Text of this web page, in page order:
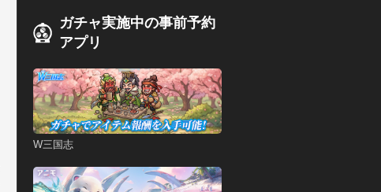
ガチャ実施中の事前予約
アプリ
W三国志